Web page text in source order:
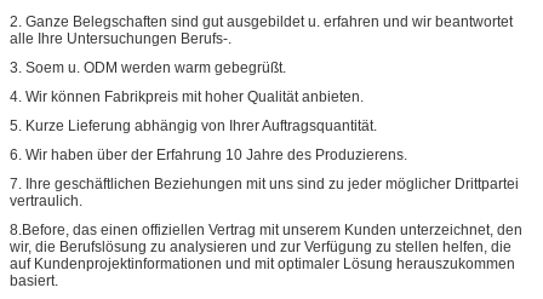
2. Ganze Belegschaften sind gut ausgebildet u. erfahren und wir beantwortet
alle Ihre Untersuchungen Berufs-.
3. Soem u. ODM werden warm gebegrüßt.
4. Wir können Fabrikpreis mit hoher Qualität anbieten.
5. Kurze Lieferung abhängig von Ihrer Auftragsquantität.
6. Wir haben über der Erfahrung 10 Jahre des Produzierens.
7. Ihre geschäftlichen Beziehungen mit uns sind zu jeder möglicher Drittpartei
vertraulich.
8.Before, das einen offiziellen Vertrag mit unserem Kunden unterzeichnet, den
wir, die Berufslösung zu analysieren und zur Verfügung zu stellen helfen, die
auf Kundenprojektinformationen und mit optimaler Lösung herauszukommen
basiert.